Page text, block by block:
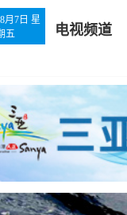
月7日 星
五
电视频道